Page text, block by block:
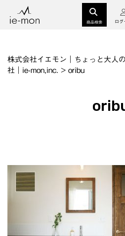
商品検索 ログ
株式会社イエモン｜ちょっと大人
社｜ie-mon,inc. > oribu